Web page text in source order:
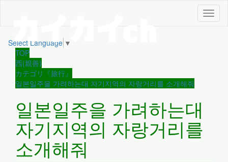
メ
ニ
Select Language ▼
TOP
西(親善)
カテゴリ『旅行』
일본일주을 가려하는대 자기지역의 자랑거리를 소개해줘
일본일주을 가려하는대
자기지역의 자랑거리를
소개해줘